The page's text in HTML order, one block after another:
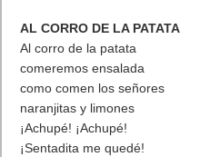
AL CORRO DE LA PATATA
Al corro de la patata
comeremos ensalada
como comen los señores
naranjitas y limones
¡Achupé! ¡Achupé!
¡Sentadita me quedé!